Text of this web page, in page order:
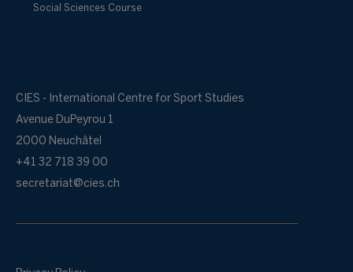
Social Sciences Course
CIES - International Centre for Sport Studies
Avenue DuPeyrou 1
2000 Neuchâtel
+41 32 718 39 00
secretariat@cies.ch